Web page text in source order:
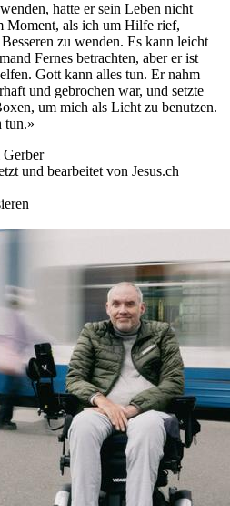
hatte er sein Leben nicht
Moment, als ich um Hilfe rief,
zu wenden. Es kann leicht
Fernes betrachten, aber er ist
Gott kann alles tun. Er nahm
und gebrochen war, und setzte
um mich als Licht zu benutzen.
tun.»
Gerber
und bearbeitet von Jesus.ch